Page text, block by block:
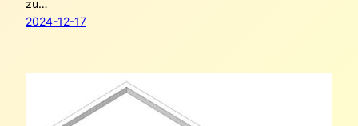
zu…
2024-12-17